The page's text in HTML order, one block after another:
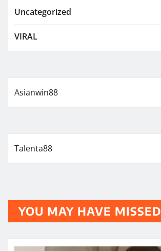
Uncategorized
VIRAL
Asianwin88
Talenta88
YOU MAY HAVE MISSED